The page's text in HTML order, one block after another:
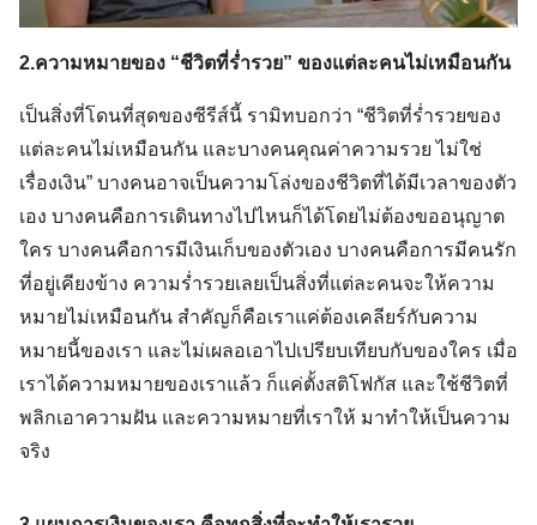
2.ความหมายของ “ชีวิตที่ร่ำรวย” ของแต่ละคนไม่เหมือนกัน
เป็นสิ่งที่โดนที่สุดของซีรีส์นี้ รามิทบอกว่า “ชีวิตที่ร่ำรวยของ
แต่ละคนไม่เหมือนกัน และบางคนคุณค่าความรวย ไม่ใช่
เรื่องเงิน” บางคนอาจเป็นความโล่งของชีวิตที่ได้มีเวลาของตัว
เอง บางคนคือการเดินทางไปไหนก็ได้โดยไม่ต้องขออนุญาต
ใคร บางคนคือการมีเงินเก็บของตัวเอง บางคนคือการมีคนรัก
ที่อยู่เคียงข้าง ความร่ำรวยเลยเป็นสิ่งที่แต่ละคนจะให้ความ
หมายไม่เหมือนกัน สำคัญก็คือเราแค่ต้องเคลียร์กับความ
หมายนี้ของเรา และไม่เผลอเอาไปเปรียบเทียบกับของใคร เมื่อ
เราได้ความหมายของเราแล้ว ก็แค่ตั้งสติโฟกัส และใช้ชีวิตที่
พลิกเอาความฝัน และความหมายที่เราให้ มาทำให้เป็นความ
จริง